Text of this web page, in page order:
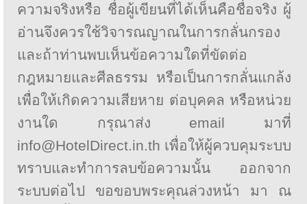
ความจริงหรือ ชื่อผู้เขียนที่ได้เห็นคือชื่อจริง ผู้
อ่านจึงควรใช้วิจารณญาณในการกลั่นกรอง
และถ้าท่านพบเห็นข้อความใดที่ขัดต่อ
กฎหมายและศีลธรรม หรือเป็นการกลั่นแกล้ง
เพื่อให้เกิดความเสียหาย ต่อบุคคล หรือหน่วย
งานใด กรุณาส่ง email มาที่
info@HotelDirect.in.th เพื่อให้ผู้ควบคุมระบบ
ทราบและทำการลบข้อความนั้น ออกจาก
ระบบต่อไป ขอขอบพระคุณล่วงหน้า มา ณ